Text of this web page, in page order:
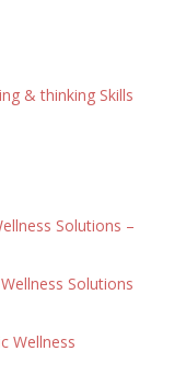
& thinking Skills
Solutions –
Solutions
Wellness